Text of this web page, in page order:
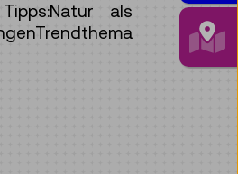
als